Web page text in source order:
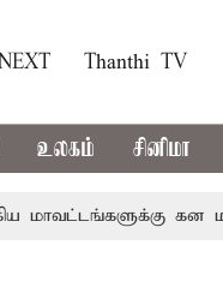
Thanthi TV
உலகம் சினிமா
கன மழை